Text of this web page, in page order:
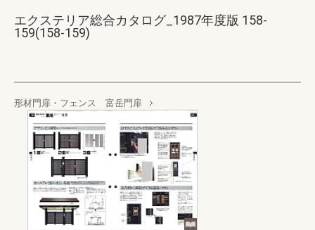
エクステリア総合カタログ_1987年度版 158-
159(158-159)
形材門扉・フェンス 富岳門扉